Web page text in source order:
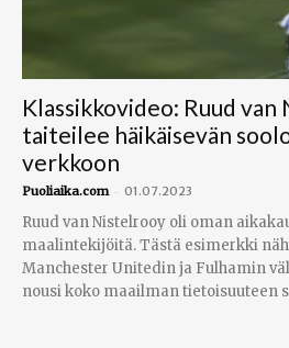
Klassikkovideo: Ruud
taiteilee häikäisevän
verkkoon
Puoliaika.com - 01.07.2023
Ruud van Nistelrooy oli oman
maalintekijöitä. Tästä esimerkki
Manchester Unitedin ja Fulhamin
nousi koko maailman tietoisuuteen